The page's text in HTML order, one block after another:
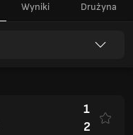
Wyniki Drużyna
1
2